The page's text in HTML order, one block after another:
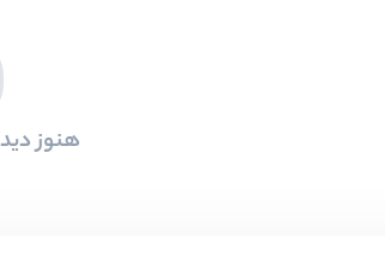
هنوز